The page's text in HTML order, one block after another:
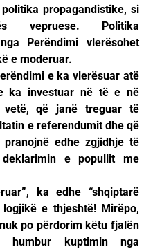
propagandistike, si
vepruese. Politika
Perëndimi vlerësohet
e moderuar.
e ka vlerësuar atë
ka investuar në të e në
që janë treguar të
e referendumit dhe që
edhe zgjidhje të
e popullit me
ka edhe “shqiptarë
e thjeshtë! Mirëpo,
po përdorim këtu fjalën
kuptimin nga